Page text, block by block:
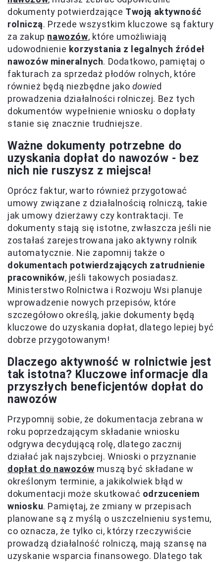
dokumenty potwierdzające Twoją aktywność
rolniczą. Przede wszystkim kluczowe są faktury
za zakup nawozów, które umożliwiają
udowodnienie korzystania z legalnych źródeł
nawozów mineralnych. Dodatkowo, pamiętaj o
fakturach za sprzedaż płodów rolnych, które
również będą niezbędne jako dowied
prowadzenia działalności rolniczej. Bez tych
dokumentów wypełnienie wniosku o dopłaty
stanie się znacznie trudniejsze.
Ważne dokumenty potrzebne do
uzyskania dopłat do nawozów - bez
nich nie ruszysz z miejsca!
Oprócz faktur, warto również przygotować
umowy związane z działalnością rolniczą, takie
jak umowy dzierżawy czy kontraktacji. Te
dokumenty stają się istotne, zwłaszcza jeśli nie
zostałaś zarejestrowana jako aktywny rolnik
automatycznie. Nie zapomnij także o
dokumentach potwierdzających zatrudnienie
pracowników, jeśli takowych posiadasz.
Ministerstwo Rolnictwa i Rozwoju Wsi planuje
wprowadzenie nowych przepisów, które
szczegółowo określą, jakie dokumenty będą
kluczowe do uzyskania dopłat, dlatego lepiej być
dobrze przygotowanym!
Dlaczego aktywność w rolnictwie jest
tak istotna? Kluczowe informacje dla
przyszłych beneficjentów dopłat do
nawozów
Przypomnij sobie, że dokumentacja zebrana w
roku poprzedzającym składanie wniosku
odgrywa decydującą rolę, dlatego zacznij
działać jak najszybciej. Wnioski o przyznanie
dopłat do nawozów muszą być składane w
określonym terminie, a jakikolwiek błąd w
dokumentacji może skutkować odrzuceniem
wniosku. Pamiętaj, że zmiany w przepisach
planowane są z myślą o uszczelnieniu systemu,
co oznacza, że tylko ci, którzy rzeczywiście
prowadzą działalność rolniczą, mają szansę na
uzyskanie wsparcia finansowego. Dlatego tak